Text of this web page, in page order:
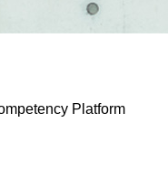
Platform